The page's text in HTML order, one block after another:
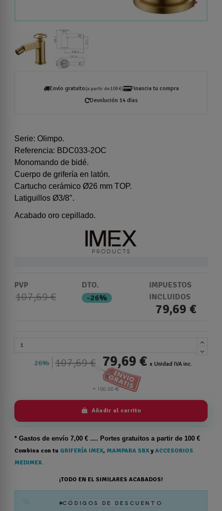
Envío gratuito(a partir de 100 €)
Financia tu compra
Devolución 14 días
Serie: Olimpo.
Referencia: BDC033-2OC
Monomando de bidé.
Cuerpo de grifería en latón.
Cartucho cerámico Ø26 mm TOP.
Latiguillos Ø3/8″.
Acabado oro cepillado.
PVP
107,69 €
DTO.
-26%
IMPUESTOS
INCLUIDOS
79,69 €
26% 107,69 € 79,69 € x Unidad IVA inc.
Añadir al carrito
* Gastos de envío 7,00 € .... Portes gratuitos a partir de 100 €
Combina con tu GRIFERÍA IMEX, MAMPARA SBX y ACCESORIOS
MEDIMEX.
¡TODO EN EL SIMILARES ACABADOS!
CÓDIGOS DE DESCUENTO